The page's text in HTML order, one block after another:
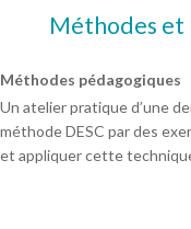
Méthodes et
Méthodes pédagogiques
Un atelier pratique d’une
méthode DESC par des
et appliquer cette